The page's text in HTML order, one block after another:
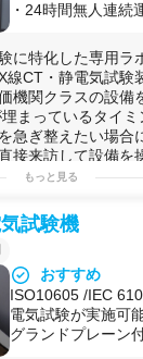
・24時間無人連続
クル試験を「預け
使い方が可能。
・静電気試験は技
え、その場で壊れ
試験→修理を繰り
を使いながら製品
タイルに対応。
・X線CTで電池パ
造確認がその場で完
や急なサンプル評
やすい。
に特化した専用ラ
線CT・静電気試験
機関クラスの設備
まっているタイ
急ぎ整えたい場合
接来訪して設備を
電 サイクル試験（
試験
型 ポータブル
ピーダンス（内部
よる内部構造確認
試験（その場で修
もっと見る
試験機
おすすめ
ISO10605 /IEC
電気試験が実施可
グランドプレーン